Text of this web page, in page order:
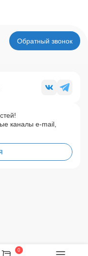
0
Обратный звонок
каналы e-mail,